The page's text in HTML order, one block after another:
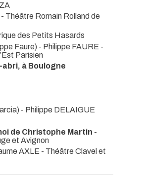
- Théâtre Romain Rolland de
des Petits Hasards
Faure) - Philippe FAURE -
Parisien
à Boulogne
- Philippe DELAIGUE
de Christophe Martin -
et Avignon
AXLE - Théâtre Clavel et